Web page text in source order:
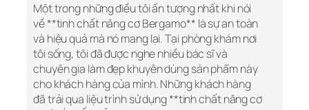
Một trong những điều tôi ấn tượng nhất khi nói
về **tinh chất nâng cơ Bergamo** là sự an toàn
và hiệu quả mà nó mang lại. Tại phòng khám nơi
tôi sống, tôi đã được nghe nhiều bác sĩ và
chuyên gia làm đẹp khuyên dùng sản phẩm này
cho khách hàng của mình. Những khách hàng
đã trải qua liệu trình sử dụng **tinh chất nâng cơ